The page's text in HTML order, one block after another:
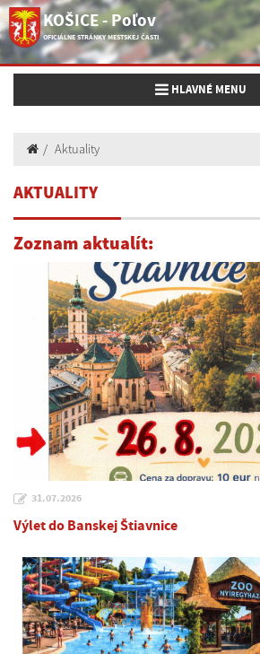
KOŠICE - Poľov
OFICIÁLNE STRÁNKY MESTSKEJ ČASTI
Toggle navigation
HLAVNÉ MENU
Aktuality
AKTUALITY
Zoznam aktualít:
31.07.2026
Výlet do Banskej Štiavnice